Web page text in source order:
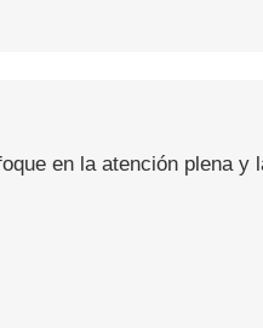
en la atención plena y